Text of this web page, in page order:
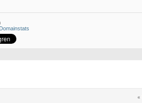
Domainstats
«